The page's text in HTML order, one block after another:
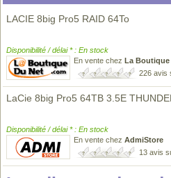
LACIE 8big Pro5 RAID 64To
Disponibilité / délai * : En stock
En vente chez La Boutique
226 avis
LaCie 8big Pro5 64TB 3.5E
Disponibilité / délai * : En stock
En vente chez AdmiStore
13 avis